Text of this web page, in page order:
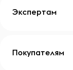
Экспертам
Покупателям